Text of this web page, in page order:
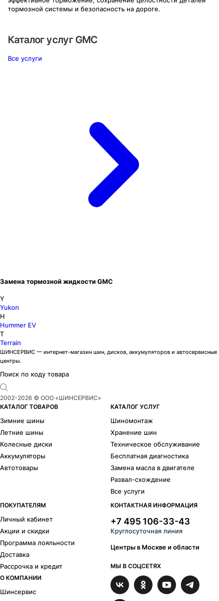
тормозной системы и безопасность на дороге.
Каталог услуг GMC
Все услуги
Замена тормозной жидкости GMC
Y
Yukon
H
Hummer EV
T
Terrain
ШИНСЕРВИС — интернет-магазин шин, дисков, аккумуляторов и автосервисные
центры.
Поиск по коду товара
2002-2026 © ООО «ШИНСЕРВИС»
КАТАЛОГ ТОВАРОВ
Зимние шины
Летние шины
Колесные диски
Аккумуляторы
Автотовары
КАТАЛОГ УСЛУГ
Шиномонтаж
Хранение шин
Техническое обслуживание
Бесплатная диагностика
Замена масла в двигателе
Развал-схождение
Все услуги
ПОКУПАТЕЛЯМ
Личный кабинет
Акции и скидки
Программа лояльности
Доставка
Рассрочка и кредит
О КОМПАНИИ
Шинсервис
КОНТАКТНАЯ ИНФОРМАЦИЯ
+7 495 106-33-43
Круглосуточная линия
Центры в Москве и области
МЫ В СОЦСЕТЯХ